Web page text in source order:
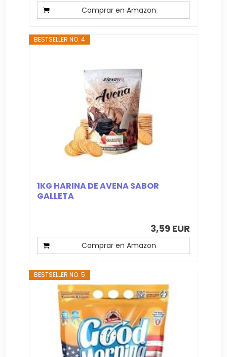
Comprar en Amazon
BESTSELLER NO. 4
1KG HARINA DE AVENA SABOR
GALLETA
3,59 EUR
Comprar en Amazon
BESTSELLER NO. 5